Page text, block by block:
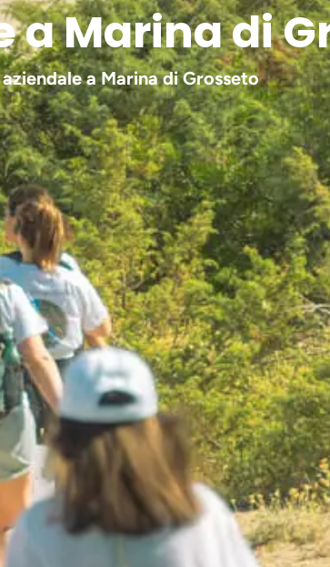
a Marina di
a Marina di Grosseto